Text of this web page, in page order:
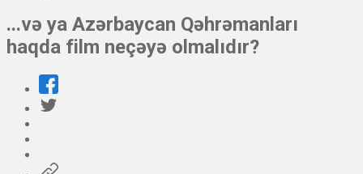
...və ya Azərbaycan Qəhrəmanları
haqda film neçəyə olmalıdır?